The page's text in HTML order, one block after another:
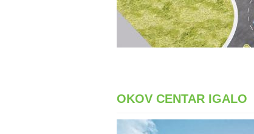
OKOV CENTAR IGALO